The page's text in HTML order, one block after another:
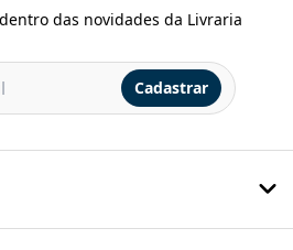
das novidades da Livraria
Cadastrar